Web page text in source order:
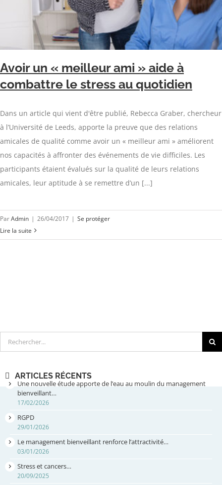
Avoir un « meilleur ami » aide à
combattre le stress au quotidien
Dans un article qui vient d'être publié, Rebecca Graber, chercheur
à l’Université de Leeds, apporte la preuve que des relations
amicales de qualité comme avoir un « meilleur ami » améliorent
nos capacités à affronter des événements de vie difficiles. Les
participants étaient évalués sur la qualité de leurs relations
amicales, leur aptitude à se remettre d’un [...]
ParAdmin | 26/04/2017 | Se protéger
Lire la suite
Rechercher
ARTICLES RÉCENTS
Une nouvelle étude apporte de l’eau au moulin du management
bienveillant…
17/02/2026
RGPD
29/01/2026
Le management bienveillant renforce l’attractivité…
03/01/2026
Stress et cancers…
20/09/2025